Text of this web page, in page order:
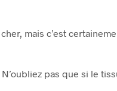
mais c’est
pas que si le